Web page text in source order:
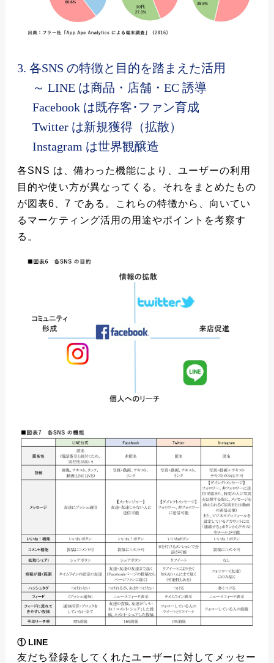
3. 各SNS の特徴と目的を踏まえた活用
～ LINE は商品・店舗・EC 誘導
Facebook は既存客･ファン育成
Twitter は新規獲得（拡散）
Instagram は世界観醸造
各SNS は、備わった機能により、ユーザーの利用
目的や使い方が異なってくる。それをまとめたもの
が図表6、7 である。これらの特徴から、向いてい
るマーケティング活用の用途やポイントを考察す
る。
① LINE
友だち登録をしてくれたユーザーに対してメッセー